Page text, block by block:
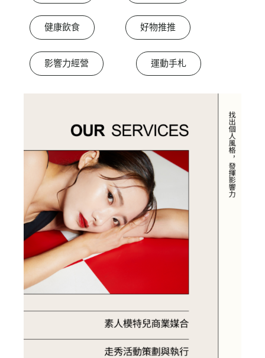
健康飲食 好物推推
影響力經營 運動手札